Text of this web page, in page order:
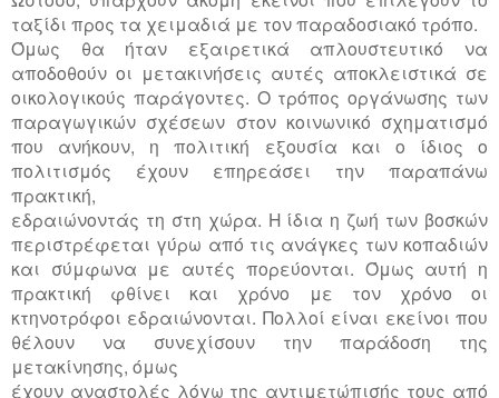
ταξίδι προς τα χειμαδιά με τον παραδοσιακό τρόπο.
Όμως θα ήταν εξαιρετικά απλουστευτικό να
αποδοθούν οι μετακινήσεις αυτές αποκλειστικά σε
οικολογικούς παράγοντες. Ο τρόπος οργάνωσης των
παραγωγικών σχέσεων στον κοινωνικό σχηματισμό
που ανήκουν, η πολιτική εξουσία και ο ίδιος ο
πολιτισμός έχουν επηρεάσει την παραπάνω
πρακτική,
εδραιώνοντάς τη στη χώρα. Η ίδια η ζωή των βοσκών
περιστρέφεται γύρω από τις ανάγκες των κοπαδιών
και σύμφωνα με αυτές πορεύονται. Όμως αυτή η
πρακτική φθίνει και χρόνο με τον χρόνο οι
κτηνοτρόφοι εδραιώνονται. Πολλοί είναι εκείνοι που
θέλουν να συνεχίσουν την παράδοση της
μετακίνησης, όμως
έχουν αναστολές λόγω της αντιμετώπισής τους από